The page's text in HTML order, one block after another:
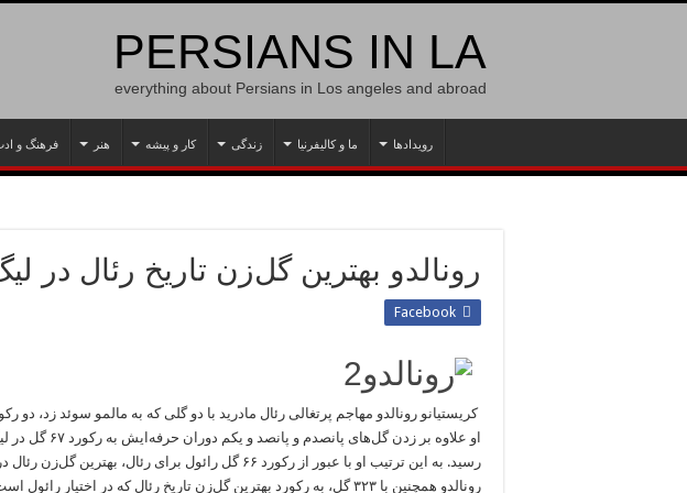
PERSIANS IN LA
everything about Persians in Los angeles and abroad
رویدادها ما و کالیفرنیا زندگی کار و پیشه هنر فرهنگ و
رونالدو بهترین گل‌زن تاریخ رئال در
Facebook
کریستیانو رونالدو مهاجم پرتغالی رئال مادرید با دو گلی که به مالمو سوئد زد، دو
او علاوه بر زدن
رسید. به این ترتیب او با عبور از رکورد ۶۶ گل رائول برای رئال، بهترین گل‌زن رئال در تاریخ لیگ قهرمانان شد.
رونالدو همچنین با ۳۲۳ گل، به رکورد بهترین گل‌زن تاریخ رئال که در